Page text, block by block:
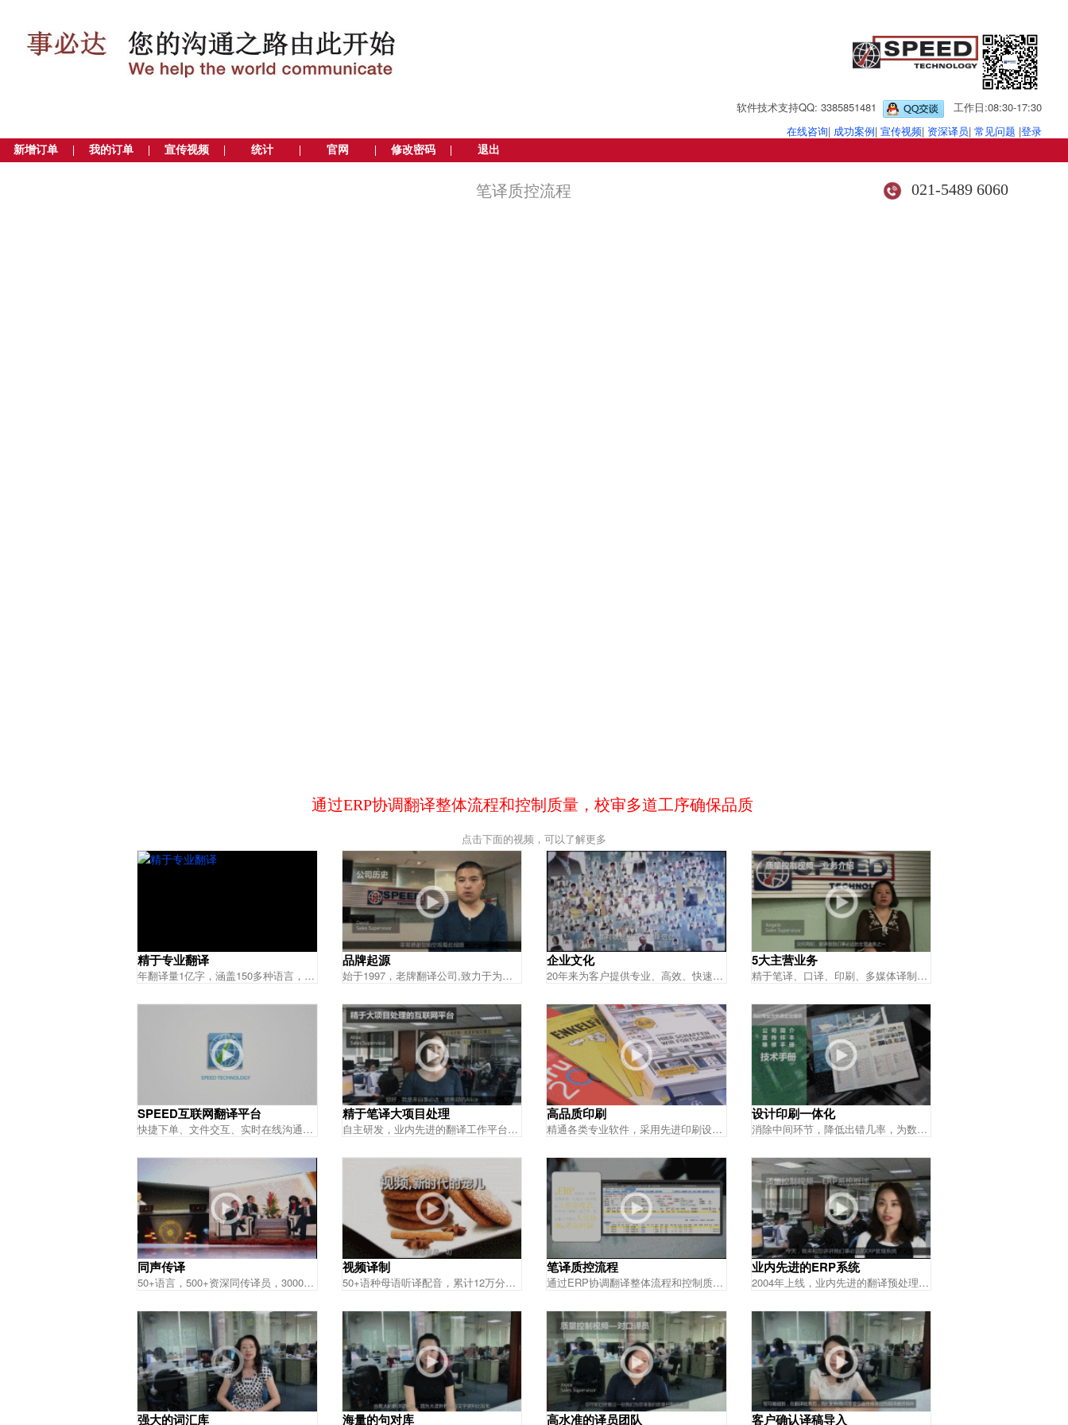
软件技术支持QQ: 3385851481
工作日:08:30-17:30
在线咨询| 成功案例| 宣传视频| 资深译员| 常见问题 |登录
新增订单 我的订单 宣传视频 统计 官网 修改密码 退出
笔译质控流程 021-5489 6060
通过ERP协调翻译整体流程和控制质量，校审多道工序确保品质
点击下面的视频，可以了解更多
精于专业翻译
年翻译量1亿字，涵盖150多种语言，300万条专业词汇，8000万条翻译句对
品牌起源
始于1997，老牌翻译公司,致力于为世界500强提供翻译印刷等一体化服务
企业文化
20年来为客户提供专业、高效、快速、满意的服务，满足客户日趋精细的需求
5大主营业务
精于笔译、口译、印刷、多媒体译制、网站本地化服务
SPEED互联网翻译平台
快捷下单、文件交互、实时在线沟通、定制专属译员
精于笔译大项目处理
自主研发，业内先进的翻译工作平台，为大项目、紧急项目保驾护航
高品质印刷
精通各类专业软件，采用先进印刷设备，呈现客户品牌形象
设计印刷一体化
消除中间环节，降低出错几率，为数以千计的客户服务，累计印量达500万册
同声传译
50+语言，500+资深同传译员，3000+场同传项目经验
视频译制
50+语种母语听译配音，累计12万分钟视频译制经验，适用全媒体多渠道投放
笔译质控流程
通过ERP协调翻译整体流程和控制质量，校审多道工序确保品质
业内先进的ERP系统
2004年上线，业内先进的翻译预处理系统；不断优化流程，提升翻译品质
强大的词汇库 海量的句对库 高水准的译员团队 客户确认译稿导入